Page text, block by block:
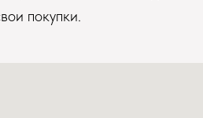
покупки.